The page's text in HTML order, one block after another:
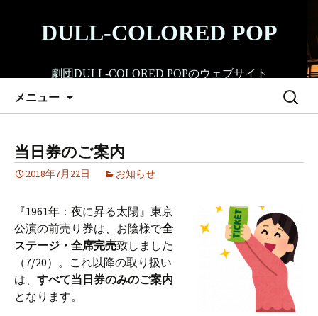
ツ
ス
DULL-COLORED POP
劇団DULL-COLORED POPのウェブサイト
メニュー
検
索:
当日券のご案内
2018年7月22日 お知らせ
『1961年：夜に昇る太陽』東京
公演の前売り券は、お陰様で全
ステージ・全席完売致しました
（7/20）。これ以降の取り扱い
は、 すべて当日券のみのご案内
となります。